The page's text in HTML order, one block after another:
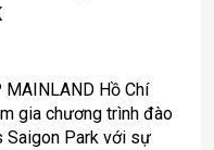
Hồ Chí
gia chương trình đào
Saigon Park với sự